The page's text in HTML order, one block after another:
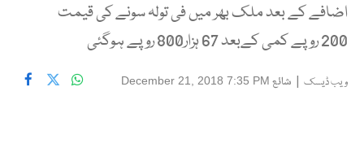
اضافے کے بعد ملک بھر میں فی تولہ سونے کی قیمت
200 روپے کمی کےبعد 67 ہزار800 روپے ہوگئی
ویب ڈیسک | شائع December 21, 2018 7:35 PM